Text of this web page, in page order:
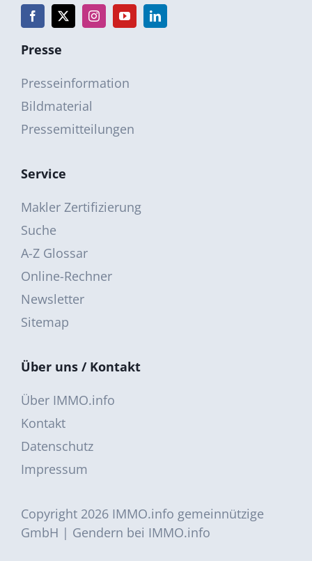
Presse
Presseinformation
Bildmaterial
Pressemitteilungen
Service
Makler Zertifizierung
Suche
A-Z Glossar
Online-Rechner
Newsletter
Sitemap
Über uns / Kontakt
Über IMMO.info
Kontakt
Datenschutz
Impressum
Copyright 2026 IMMO.info gemeinnützige
GmbH | Gendern bei IMMO.info